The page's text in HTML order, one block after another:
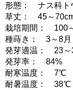
形態： ナス科ト
草丈： 45～
栽培期間： 100
種蒔き： 3～8月
発芽適温： 23
発芽率： 84%
耐寒温度： 7℃
耐暑温度： 38℃